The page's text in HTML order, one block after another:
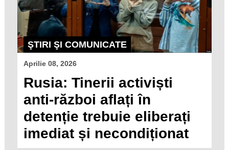
ŞTIRI ŞI COMUNICATE
Aprilie 08, 2026
Rusia: Tinerii activiști
anti-război aflați în
detenție trebuie eliberați
imediat și necondiționat